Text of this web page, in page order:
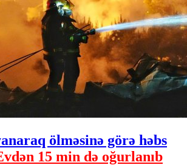
ölməsinə görə həbs
15 min də oğurlanıb